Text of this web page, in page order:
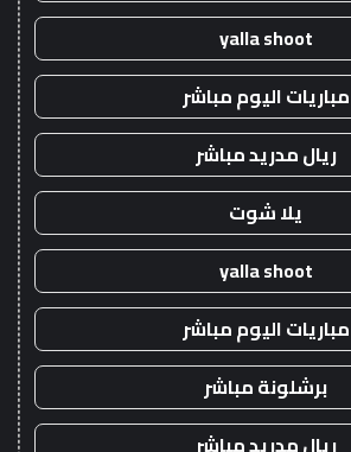
yalla shoot
مباريات اليوم مباشر
ريال مدريد مباشر
يلا شوت
yalla shoot
مباريات اليوم مباشر
برشلونة مباشر